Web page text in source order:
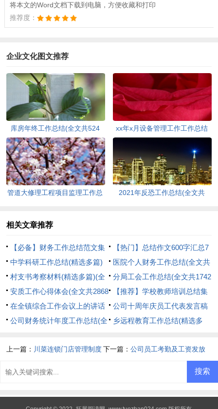
将本文的Word文档下载到电脑，方便收藏和打印
推荐度：
企业文化图文推荐
库房年终工作总结(全文共524
字)
xx年x月设备管理工作工作总结
管道大修理工程项目监理工作总
2021年反恐工作总结(全文共
相关文章推荐
【必备】财务工作总结范文集
合九篇(全文共17588字)
【热门】总结作文600字汇总7
篇(全文共4325字)
中学科研工作总结(精选多篇)
(全文共5270字)
医院个人财务工作总结(全文共
1448字)
村支书考察材料(精选多篇)(全
文共8952字)
分局工会工作总结(全文共1742
字)
安质工作心得体会(全文共2868
字)
【推荐】学校教师培训总结集
合十篇(全文共10697字)
在全镇综合工作会议上的讲话
(精选多篇)(全文共18522字)
公司十周年庆员工代表发言稿
(全文共768字)
公司财务统计年度工作总结(全
乡远程教育工作总结(精选多
上一篇： 川菜连锁门店管理制度 下一篇：公司员工考勤及工资发放